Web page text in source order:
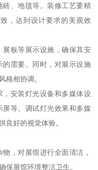
、地毯等。装修工艺要精
，达到设计要求的美观效
板等展示设施，确保其安
需要。同时，对展示设施
格相协调。
安装灯光设备和多媒体设
等。调试灯光效果和多媒
良好的视觉体验。
，对展馆进行全面清洁，
保展馆环境整洁卫生。